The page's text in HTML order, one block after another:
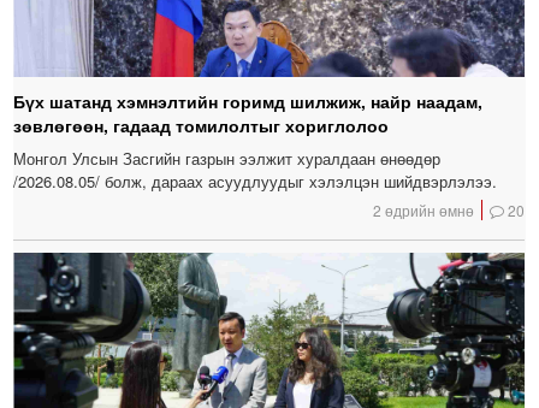
Бүх шатанд хэмнэлтийн горимд шилжиж, найр наадам,
зөвлөгөөн, гадаад томилолтыг хориглолоо
Монгол Улсын Засгийн газрын ээлжит хуралдаан өнөөдөр
/2026.08.05/ болж, дараах асуудлуудыг хэлэлцэн шийдвэрлэлээ.
2 өдрийн өмнө 20